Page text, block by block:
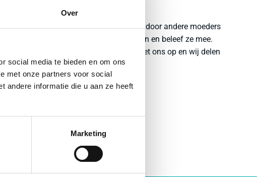
Over
social media te bieden en om ons
met onze partners voor social
andere informatie die u aan ze heeft
Marketing
Verhalen en ervaringen gedeeld door andere moeders
voor jou. Lees de mooie verhalen en beleef ze mee.
Heb je zelf een ervaring, stuur het ons op en wij delen
dit voor je!